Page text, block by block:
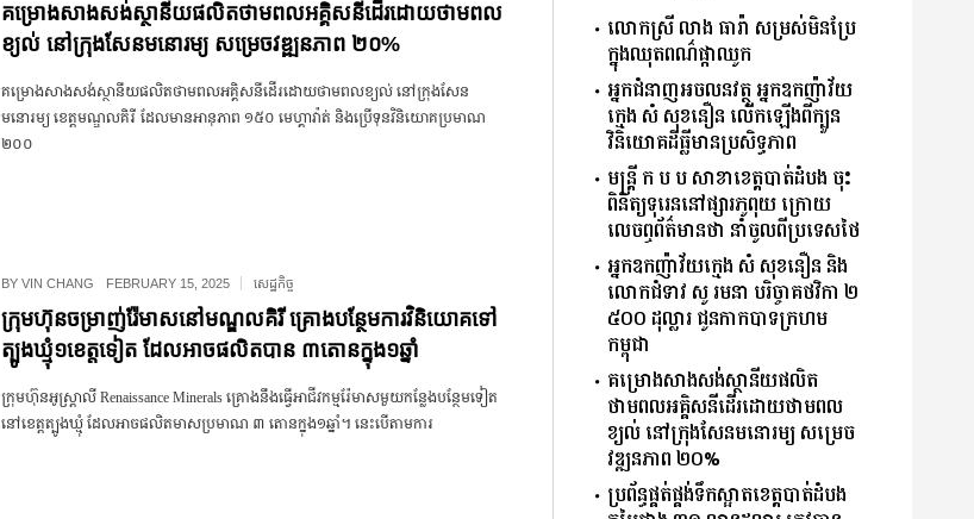
គម្រោងសាងសង់ស្ថានីយផលិតថាមពលអគ្គិសនីដើរដោយថាមពល
ខ្យល់ នៅក្រុងសែនមនោរម្យ សម្រេចវឌ្ឍនភាព ២០%
គម្រោង​សាងសង់​ស្ថានីយ​ផលិត​ថាមពល​អគ្គិសនី​ដើរ​ដោយ​ថាមពល​ខ្យល់ នៅ​ក្រុង​សែន​
មនោរម្យ ខេត្ត​មណ្ឌលគិរី ដែល​មាន​អានុភាព ១៥០ មេហ្គាវ៉ាត់ និង​ប្រើ​ទុន​វិនិយោគ​ប្រមាណ
២០០
BYVIN CHANG FEBRUARY 15, 2025 សេដ្ឋកិច្ច
ក្រុមហ៊ុន​ចម្រាញ់រ៉ែមាសនៅមណ្ឌលគិរី គ្រោងបន្ថែមការវិនិយោគទៅ
ត្បូងឃ្មុំ​១ខេត្តទៀត ដែលអាចផលិតបាន ៣តោនក្នុង១ឆ្នាំ
ក្រុមហ៊ុនអូស្ត្រាលី Renaissance Minerals គ្រោង​នឹង​ធ្វើ​អាជីវកម្ម​រ៉ែមាស​មួយក​ន្លែង​បន្ថែម​ទៀត​
នៅ​ខេត្ត​ត្បូងឃ្មុំ ដែល​អាច​ផលិតមាស​ប្រមាណ ៣ តោនក្នុង១ឆ្នាំ។ នេះ​បើ​តាម​ការ​
លោកស្រី លាង ធារ៉ា សម្រស់មិនប្រែ
ក្នុងឈុតពណ៌ផ្កាឈូក
អ្នកជំនាញអចលនវត្ថុ អ្នកឧកញ៉ាវ័យ
ក្មេង សំ សុខនឿន លើកឡើងពីក្បួន
វិនិយោគដីធ្លីមាន​ប្រសិទ្ធភាព
មន្ត្រី ក.ប.ប សាខា​ខេត្ត​បាត់ដំបង ចុះ​
ពិនិត្យទុរេននៅផ្សារភូពុយ ក្រោយ
លេចឮព័ត៌មានថា នាំចូលពីប្រទេសថៃ
អ្នកឧកញ៉ាវ័យក្មេង សំ សុខនឿន និង
លោកជំទាវ សូ រមនា បរិច្ចាគ​ថវិកា ២
៥០០ ដុល្លារ ជូនកាកបាទក្រហម
កម្ពុជា
គម្រោងសាងសង់ស្ថានីយផលិត
ថាមពលអគ្គិសនីដើរដោយថាមពល
ខ្យល់ នៅក្រុងសែនមនោរម្យ សម្រេច
វឌ្ឍនភាព ២០%
ប្រព័ន្ធផ្គត់ផ្គង់ទឹកស្អាតខេត្តបាត់ដំបង